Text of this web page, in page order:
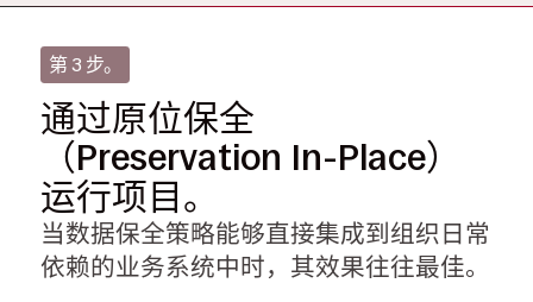
第 3 步。
通过原位保全
（Preservation In-Place）
运行项目。
当数据保全策略能够直接集成到组织日常
依赖的业务系统中时，其效果往往最佳。